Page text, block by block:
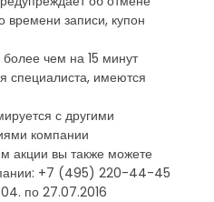
времени записи, купон
чем на 15 минут
специалиста, имеются
с другими
компании
акции вы также можете
+7 (495) 220-44-45
по 27.07.2016